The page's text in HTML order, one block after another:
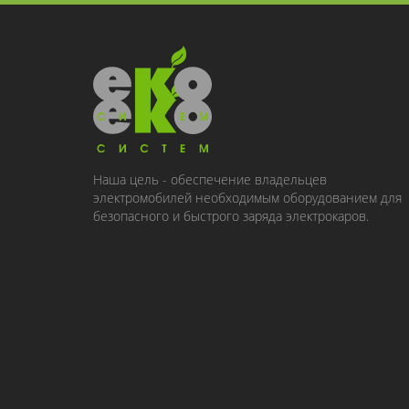
Наша цель - обеспечение владельцев
электромобилей необходимым оборудованием для
безопасного и быстрого заряда электрокаров.